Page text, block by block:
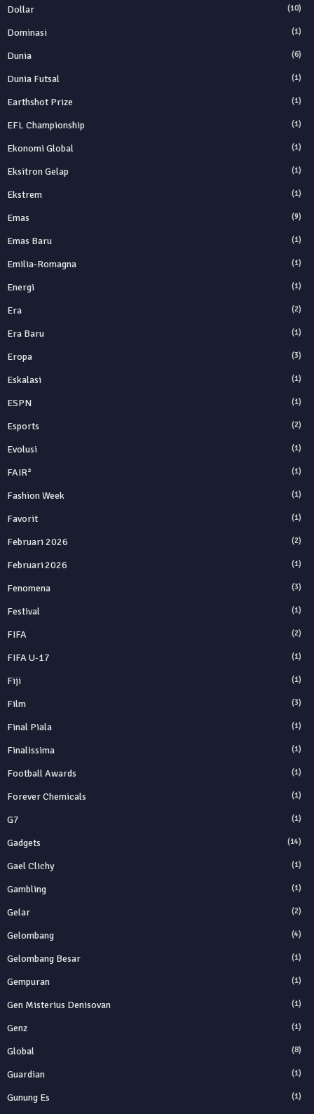
Dollar (10)
Dominasi (1)
Dunia (6)
Dunia Futsal (1)
Earthshot Prize (1)
EFL Championship (1)
Ekonomi Global (1)
Eksitron Gelap (1)
Ekstrem (1)
Emas (9)
Emas Baru (1)
Emilia-Romagna (1)
Energi (1)
Era (2)
Era Baru (1)
Eropa (3)
Eskalasi (1)
ESPN (1)
Esports (2)
Evolusi (1)
FAIR² (1)
Fashion Week (1)
Favorit (1)
Februari 2026 (2)
Februari 2026 (1)
Fenomena (3)
Festival (1)
FIFA (2)
FIFA U-17 (1)
Fiji (1)
Film (3)
Final Piala (1)
Finalissima (1)
Football Awards (1)
Forever Chemicals (1)
G7 (1)
Gadgets (14)
Gael Clichy (1)
Gambling (1)
Gelar (2)
Gelombang (4)
Gelombang Besar (1)
Gempuran (1)
Gen Misterius Denisovan (1)
Genz (1)
Global (8)
Guardian (1)
Gunung Es (1)